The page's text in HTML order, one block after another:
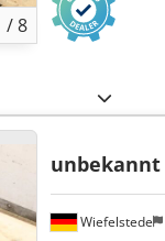
/8
Wiefelstede
unbekannt